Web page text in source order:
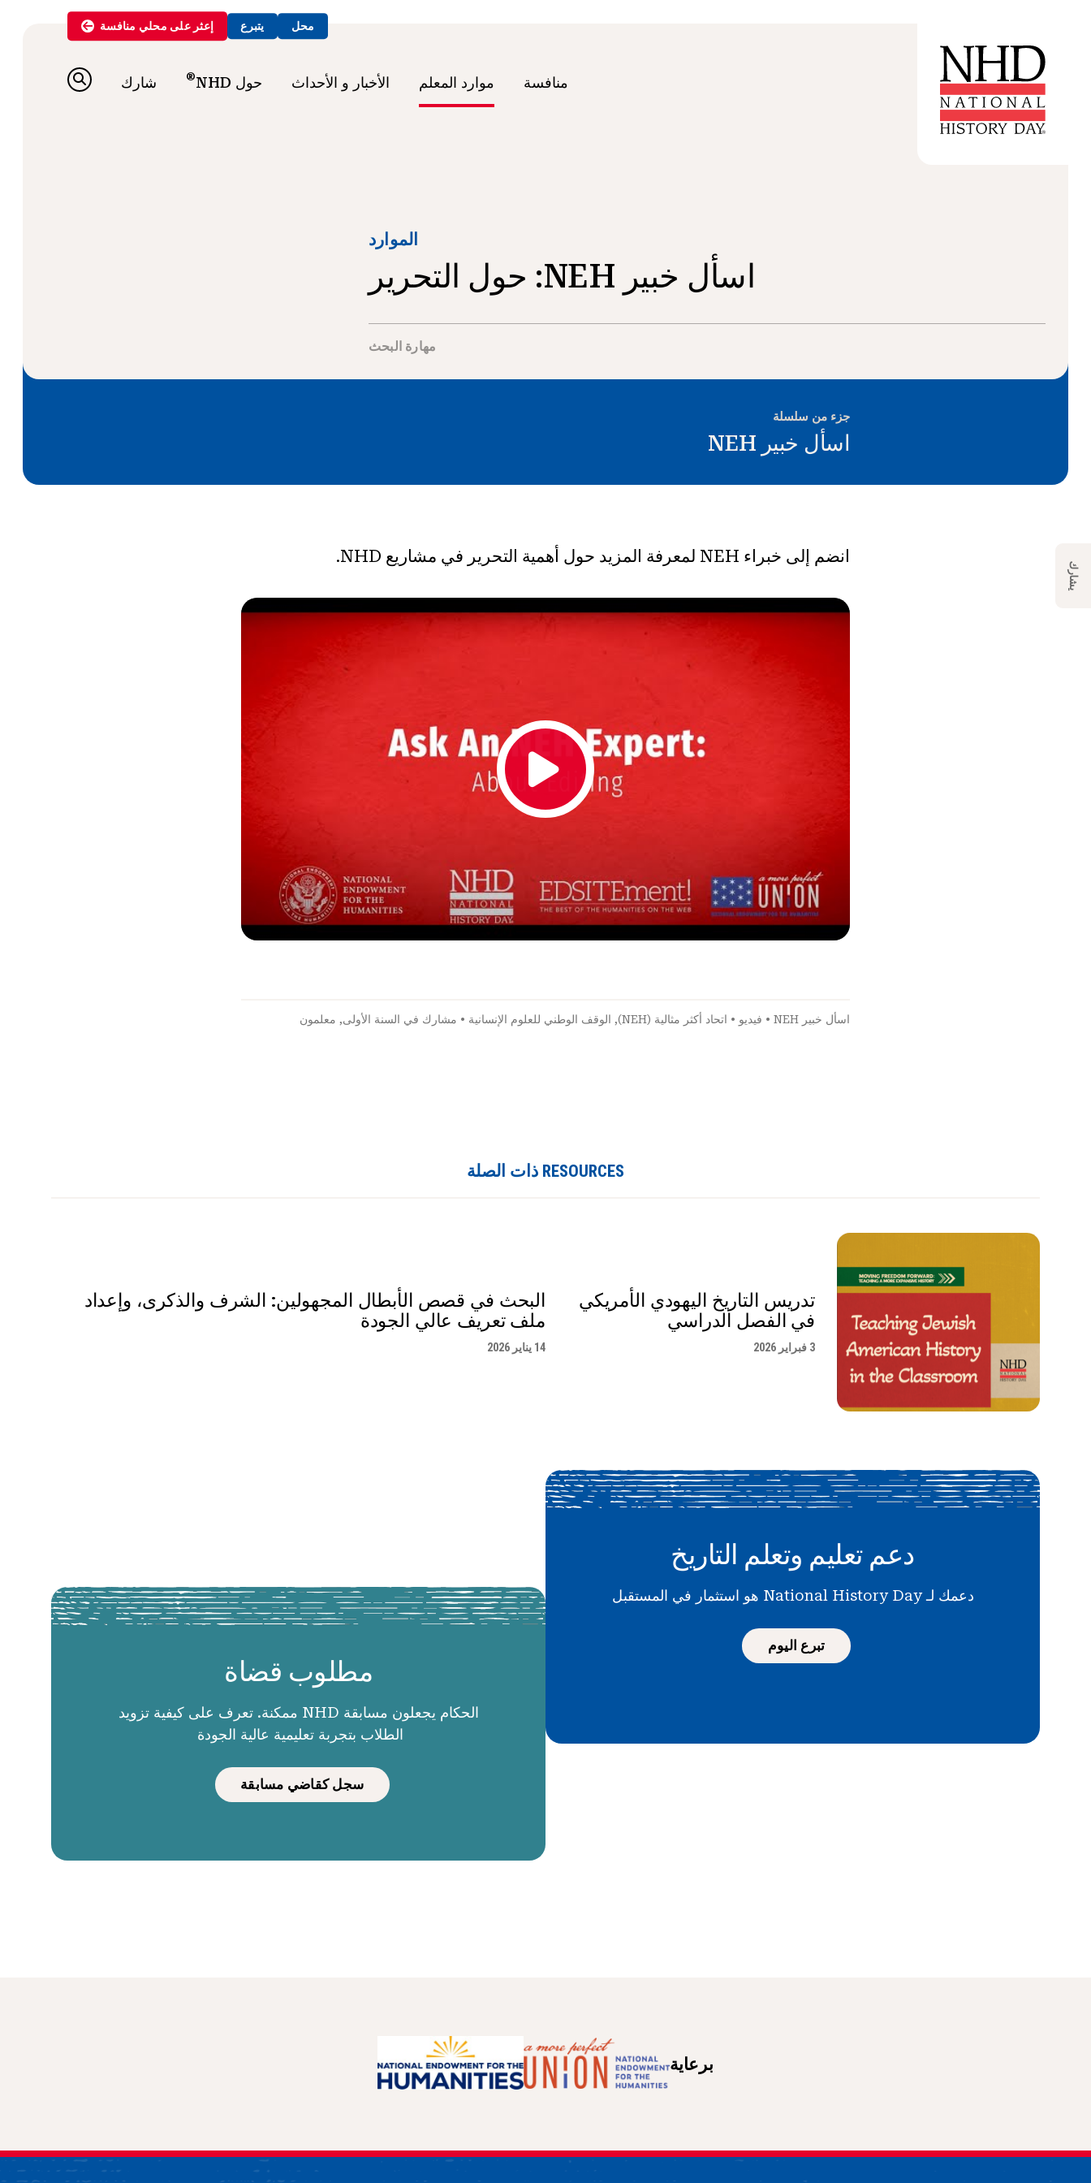
محل يتبرع إعثر على محلي منافسة
منافسة موارد المعلم الأخبار و الأحداث حول NHD ® شارك
الموارد
اسأل خبير NEH: حول التحرير
مهارة البحث
جزء من سلسلة
اسأل خبير NEH
انضم إلى خبراء NEH لمعرفة المزيد حول أهمية التحرير في مشاريع NHD.
اسأل خبير NEH • فيديو • اتحاد أكثر مثالية (NEH) , الوقف الوطني للعلوم الإنسانية • مشارك في السنة الأولى, معلمون
يشارك
RESOURCES ذات الصلة
تدريس التاريخ اليهودي الأمريكي
في الفصل الدراسي
3 فبراير 2026
البحث في قصص الأبطال المجهولين: الشرف والذكرى، وإعداد
ملف تعريف عالي الجودة
14 يناير 2026
دعم تعليم وتعلم التاريخ
دعمك لـ National History Day هو استثمار في المستقبل
تبرع اليوم
مطلوب قضاة
الحكام يجعلون مسابقة NHD ممكنة. تعرف على كيفية تزويد
الطلاب بتجربة تعليمية عالية الجودة
سجل كقاضي مسابقة
برعاية